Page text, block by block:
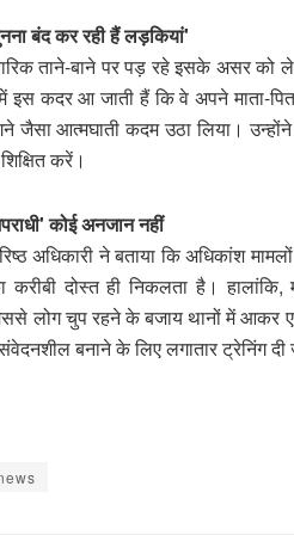
बंद कर रही हैं लड़कियां'
ताने-बाने पर पड़ रहे इसके असर
इस कदर आ जाती हैं कि वे अपने माता-
जैसा आत्मघाती कदम उठा लिया।
करें।
कोई अनजान नहीं
अधिकारी ने बताया कि अधिकांश
करीबी दोस्त ही निकलता है।
लोग चुप रहने के बजाय थानों में आकर
बनाने के लिए लगातार ट्रेनिंग दी